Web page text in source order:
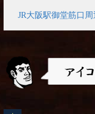
JR大阪駅御堂筋口周